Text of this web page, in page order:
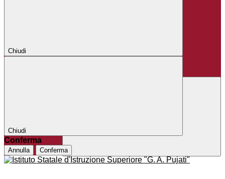
Chiudi
Chiudi
Conferma
Annulla Conferma